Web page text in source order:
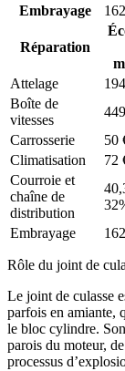
Embrayage
Réparation
Attelage
Boîte de
vitesses
Carrosserie 50
Climatisation 72
Courroie et
chaîne de
distribution
Embrayage
Rôle du joint de
Le joint de culasse
parfois en amiante,
le bloc cylindre.
parois du moteur,
processus